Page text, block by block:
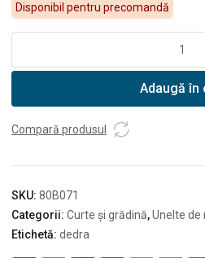
Disponibil pentru precomandă
Săpăligă
dreaptă
Adaugă în
Compară produsul
SKU: 80B071
Categorii: Curte și grădină,Unelte de
Etichetă: dedra